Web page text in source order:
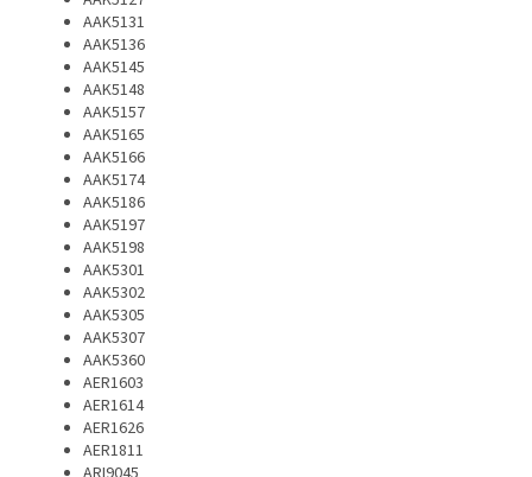
AAK5131
AAK5136
AAK5145
AAK5148
AAK5157
AAK5165
AAK5166
AAK5174
AAK5186
AAK5197
AAK5198
AAK5301
AAK5302
AAK5305
AAK5307
AAK5360
AER1603
AER1614
AER1626
AER1811